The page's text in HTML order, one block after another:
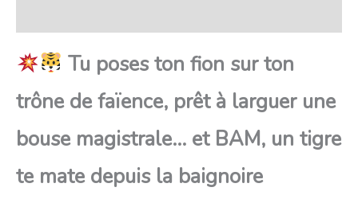
Tu poses ton fion sur ton
trône de faïence, prêt à larguer une
bouse magistrale… et BAM, un tigre
te mate depuis la baignoire